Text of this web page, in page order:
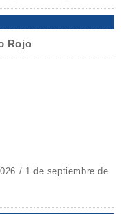
Rojo
/ 1 de septiembre de